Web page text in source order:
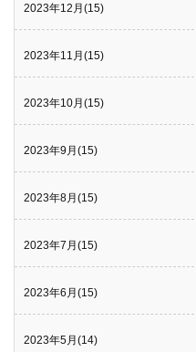
2023年12月(15)
2023年11月(15)
2023年10月(15)
2023年9月(15)
2023年8月(15)
2023年7月(15)
2023年6月(15)
2023年5月(14)